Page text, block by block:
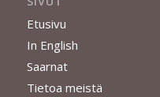
Etusivu
In English
Saarnat
Tietoa meistä